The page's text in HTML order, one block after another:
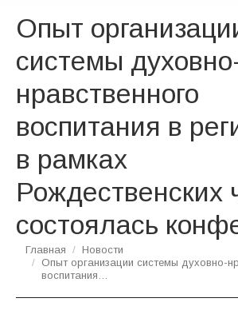
Опыт
системы
нравственного
воспитания в
в рамках
Рождественских
состоялась
Вы здесь:
Главная
Новости
Опыт организации системы духовно-
воспитания…